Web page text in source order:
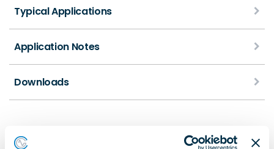
Typical Applications
Application Notes
Downloads